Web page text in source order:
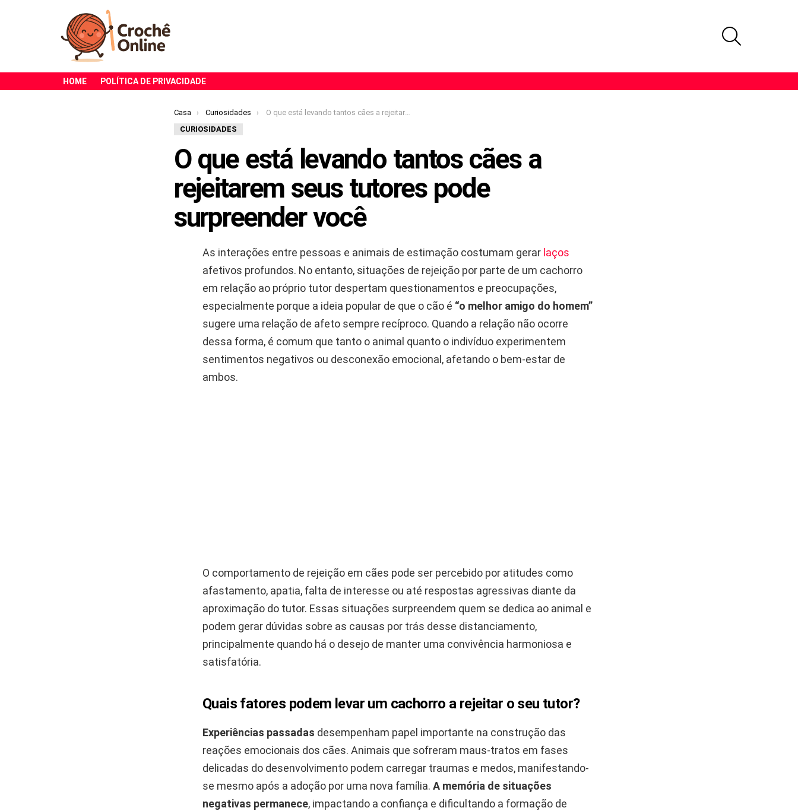
HOME POLÍTICA DE PRIVACIDADE
Você está aqui:
Casa Curiosidades
O que está levando tantos cães a rejeitarem seus tutores pode surpreender você
CURIOSIDADES
O que está levando tantos cães a
rejeitarem seus tutores pode
surpreender você
As interações entre pessoas e animais de estimação costumam gerar laços
afetivos profundos. No entanto, situações de rejeição por parte de um cachorro
em relação ao próprio tutor despertam questionamentos e preocupações,
especialmente porque a ideia popular de que o cão é “o melhor amigo do homem”
sugere uma relação de afeto sempre recíproco. Quando a relação não ocorre
dessa forma, é comum que tanto o animal quanto o indivíduo experimentem
sentimentos negativos ou desconexão emocional, afetando o bem-estar de
ambos.
O comportamento de rejeição em cães pode ser percebido por atitudes como
afastamento, apatia, falta de interesse ou até respostas agressivas diante da
aproximação do tutor. Essas situações surpreendem quem se dedica ao animal e
podem gerar dúvidas sobre as causas por trás desse distanciamento,
principalmente quando há o desejo de manter uma convivência harmoniosa e
satisfatória.
Quais fatores podem levar um cachorro a rejeitar o seu tutor?
Experiências passadas desempenham papel importante na construção das
reações emocionais dos cães. Animais que sofreram maus-tratos em fases
delicadas do desenvolvimento podem carregar traumas e medos, manifestando-
se mesmo após a adoção por uma nova família. A memória de situações
negativas permanece, impactando a confiança e dificultando a formação de